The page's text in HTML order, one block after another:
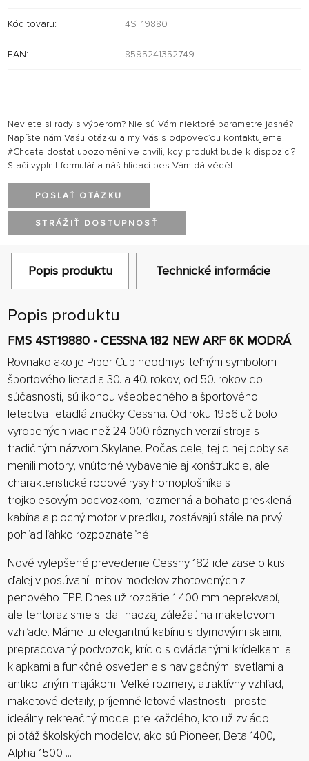
Kód tovaru: 4ST19880
EAN: 8595241352749
Neviete si rady s výberom? Nie sú Vám niektoré parametre jasné?
Napíšte nám Vašu otázku a my Vás s odpoveďou kontaktujeme.
#Chcete dostat upozornění ve chvíli, kdy produkt bude k dispozici?
Stačí vyplnit formulář a náš hlídací pes Vám dá vědět.
POSLAŤ OTÁZKU
STRÁŽIŤ DOSTUPNOSŤ
Popis produktu Technické informácie
Popis produktu
FMS 4ST19880 - CESSNA 182 NEW ARF 6K MODRÁ
Rovnako ako je Piper Cub neodmysliteľným symbolom
športového lietadla 30. a 40. rokov, od 50. rokov do
súčasnosti, sú ikonou všeobecného a športového
letectva lietadlá značky Cessna. Od roku 1956 už bolo
vyrobených viac než 24 000 rôznych verzií stroja s
tradičným názvom Skylane. Počas celej tej dlhej doby sa
menili motory, vnútorné vybavenie aj konštrukcie, ale
charakteristické rodové rysy hornoplošníka s
trojkolesovým podvozkom, rozmerná a bohato presklená
kabína a plochý motor v predku, zostávajú stále na prvý
pohľad ľahko rozpoznateľné.
Nové vylepšené prevedenie Cessny 182 ide zase o kus
ďalej v posúvaní limitov modelov zhotovených z
penového EPP. Dnes už rozpätie 1 400 mm neprekvapí,
ale tentoraz sme si dali naozaj záležať na maketovom
vzhľade. Máme tu elegantnú kabínu s dymovými sklami,
prepracovaný podvozok, krídlo s ovládanými krídelkami a
klapkami a funkčné osvetlenie s navigačnými svetlami a
antikolizným majákom. Veľké rozmery, atraktívny vzhľad,
maketové detaily, príjemné letové vlastnosti - proste
ideálny rekreačný model pre každého, kto už zvládol
pilotáž školských modelov, ako sú Pioneer, Beta 1400,
Alpha 1500 ...